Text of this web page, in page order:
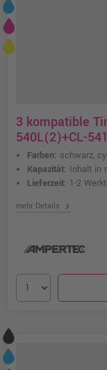
3 kompatible
540L(2)+CL-
Farben: schwarz,
Kapazität: Inhalt in
Lieferzeit: 1-2
mehr Details chevron_right